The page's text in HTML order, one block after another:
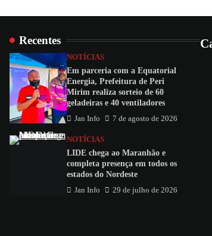
Recentes
NOTÍCIAS
Em parceria com a Equatorial
Energia, Prefeitura de Peri
Mirim realiza sorteio de 60
geladeiras e 40 ventiladores
Jan Info 7 de agosto de 2026
NOTÍCIAS
LIDE chega ao Maranhão e
completa presença em todos os
estados do Nordeste
Jan Info 29 de julho de 2026